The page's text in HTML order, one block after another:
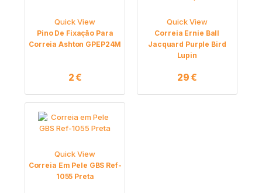
Quick View
Pino De Fixação Para
Correia Ashton GPEP24M
2€
Quick View
Correia Ernie Ball
Jacquard Purple Bird
Lupin
29€
Quick View
Correia Em Pele GBS Ref-
1055 Preta